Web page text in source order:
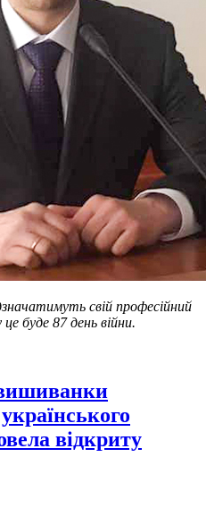
свій професійний
це буде 87 день війни.
відкриту